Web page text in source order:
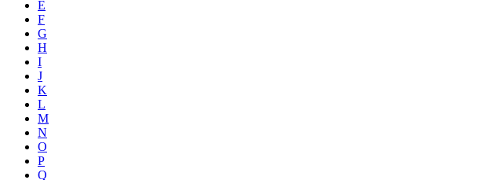
E
F
G
H
I
J
K
L
M
N
O
P
Q